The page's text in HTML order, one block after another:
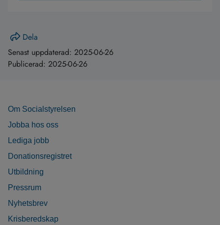
Dela
Senast uppdaterad: 2025-06-26
Publicerad: 2025-06-26
Om Socialstyrelsen
Jobba hos oss
Lediga jobb
Donationsregistret
Utbildning
Pressrum
Nyhetsbrev
Krisberedskap